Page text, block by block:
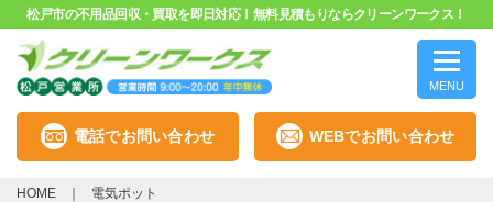
松戸市の不用品回収・買取を即日対応！無料見積もりならクリーンワークス！
MENU
電話でお問い合わせ WEBでお問い合わせ
HOME 電気ポット